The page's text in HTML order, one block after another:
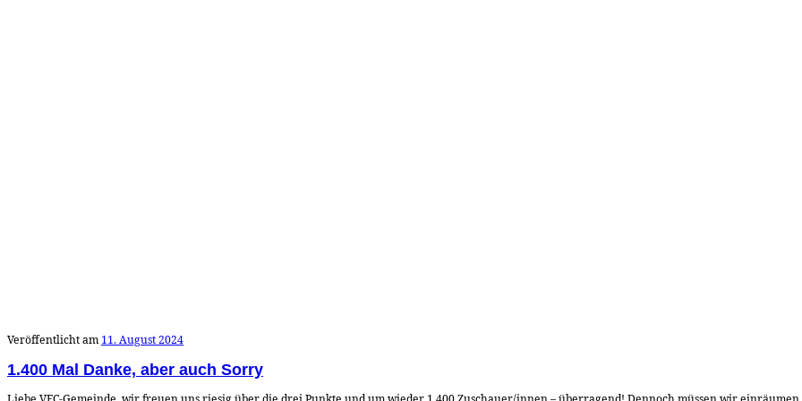
Veröffentlicht am11. August 2024
1.400 Mal Danke, aber auch Sorry